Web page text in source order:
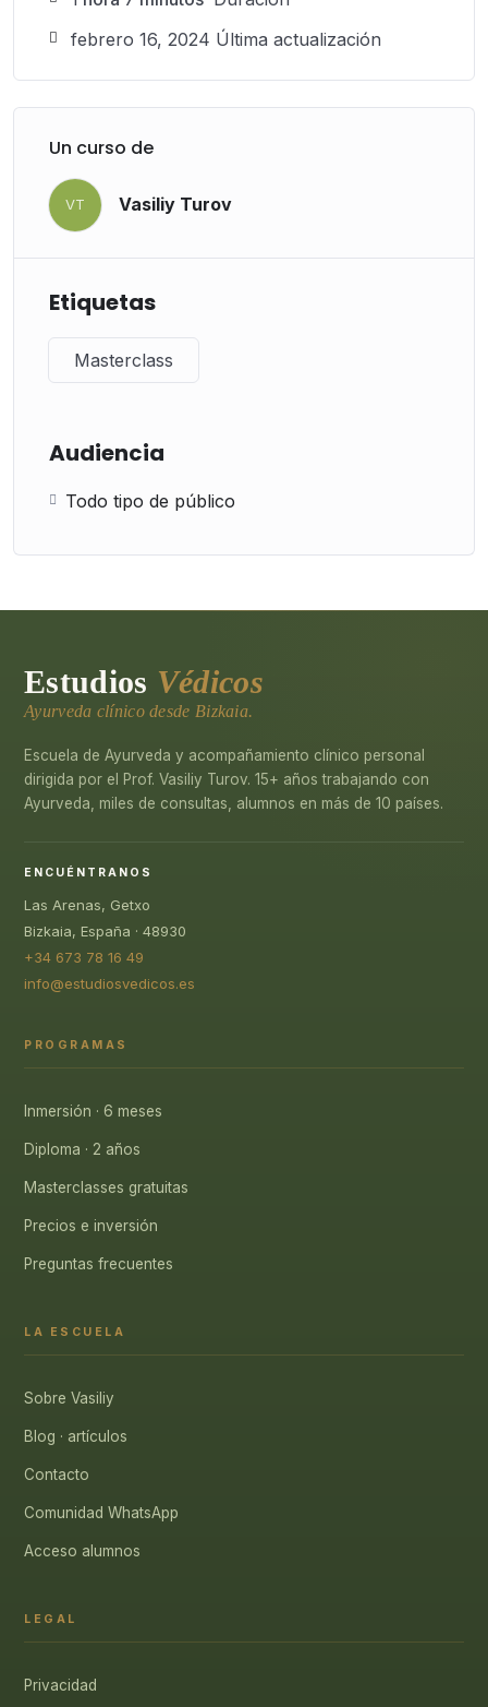
febrero 16, 2024 Última actualización
Un curso de
VT Vasiliy Turov
Etiquetas
Masterclass
Audiencia
Todo tipo de público
Estudios Védicos
Ayurveda clínico desde Bizkaia.
Escuela de Ayurveda y acompañamiento clínico personal
dirigida por el Prof. Vasiliy Turov. 15+ años trabajando con
Ayurveda, miles de consultas, alumnos en más de 10 países.
ENCUÉNTRANOS
Las Arenas, Getxo
Bizkaia, España · 48930
+34 673 78 16 49
info@estudiosvedicos.es
PROGRAMAS
Inmersión · 6 meses
Diploma · 2 años
Masterclasses gratuitas
Precios e inversión
Preguntas frecuentes
LA ESCUELA
Sobre Vasiliy
Blog · artículos
Contacto
Comunidad WhatsApp
Acceso alumnos
LEGAL
Privacidad